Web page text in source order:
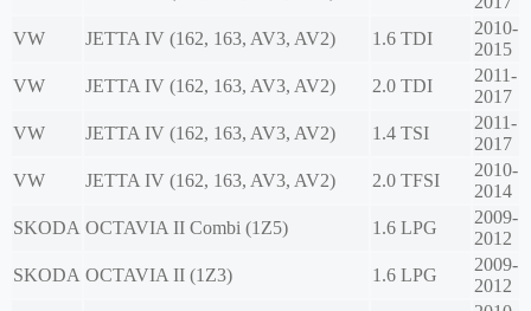
VW
JETTA IV (162, 163, AV3, AV2) 1.6 TDI
2010-
2015
VW
JETTA IV (162, 163, AV3, AV2) 2.0 TDI
2011-
2017
VW
JETTA IV (162, 163, AV3, AV2) 1.4 TSI
2011-
2017
VW
JETTA IV (162, 163, AV3, AV2) 2.0 TFSI
2010-
2014
SKODA OCTAVIA II Combi (1Z5) 1.6 LPG
2009-
2012
SKODA OCTAVIA II (1Z3) 1.6 LPG
2009-
2012